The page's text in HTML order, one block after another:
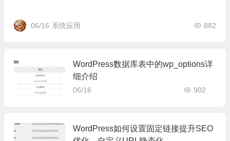
06/16 系统应用 882
WordPress数据库表中的wp_options详
细介绍
06/16 902
WordPress如何设置固定链接提升SEO